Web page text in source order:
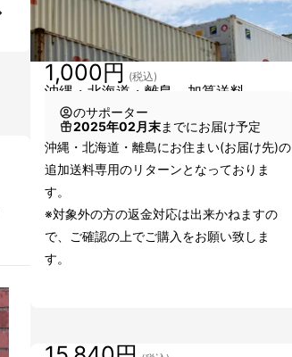
沖縄・北海道・離島 加算送料
1,000円 (税込)
のサポーター
2025年02月末までにお届け予定
沖縄・北海道・離島にお住まい(お届け先)の
追加送料専用のリターンとなっておりま
す。
※対象外の方の返金対応は出来かねますの
で、ご確認の上でご購入をお願い致しま
す。